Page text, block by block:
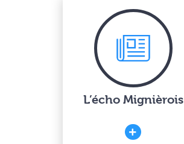
L’écho Mignièrois